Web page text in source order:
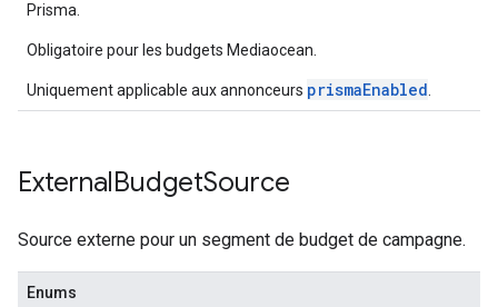
Prisma.
Obligatoire pour les budgets Mediaocean.
Uniquement applicable aux annonceurs prismaEnabled
ExternalBudgetSource
Source externe pour un segment de budget de campagne.
Enums